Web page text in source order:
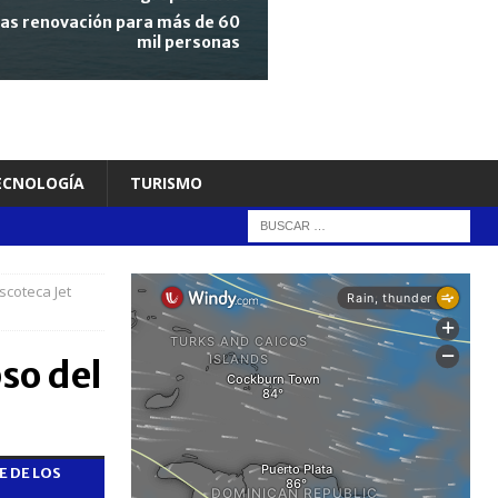
renovación para más de 60
mil personas
TURISMO
Jet
del
DE LOS